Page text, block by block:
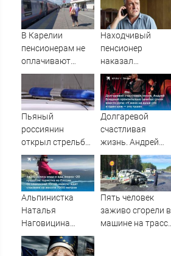
2026 года:
Причины,
источник, откуда
очередном ударе
по логистическим
центрам
В Карелии
пенсионерам не
оплачивают
полностью
проезд к морю
Находчивый
пенсионер
наказал
мошенников
изощренным
способом
Пьяный
россиянин
открыл стрельбу
по скорой
помощи и
полицейским
Долгаревой
счастливая
жизнь. Андрей
Бледный
пронзительно
зачитал стихи
вместо рэпа: «У
Альпинистка
Наталья
Наговицина
застряла на Пике
Победы в
Пять человек
заживо сгорели в
машине на трассе